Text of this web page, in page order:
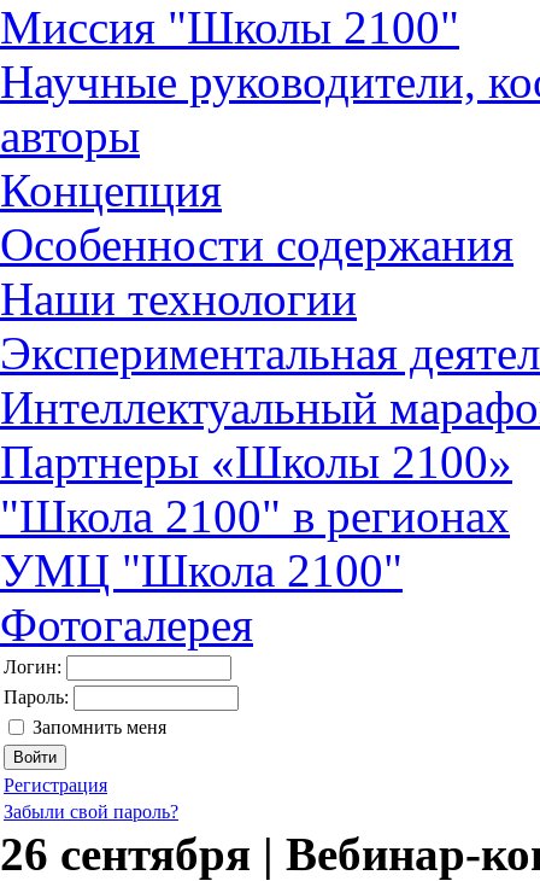
Миссия "Школы 2100"
Научные руководители,
авторы
Концепция
Особенности содержания
Наши технологии
Экспериментальная
Интеллектуальный
Партнеры «Школы 2100»
"Школа 2100" в регионах
УМЦ "Школа 2100"
Фотогалерея
Логин:
Пароль:
Запомнить меня
Регистрация
Забыли свой пароль?
26 сентября | Вебинар-